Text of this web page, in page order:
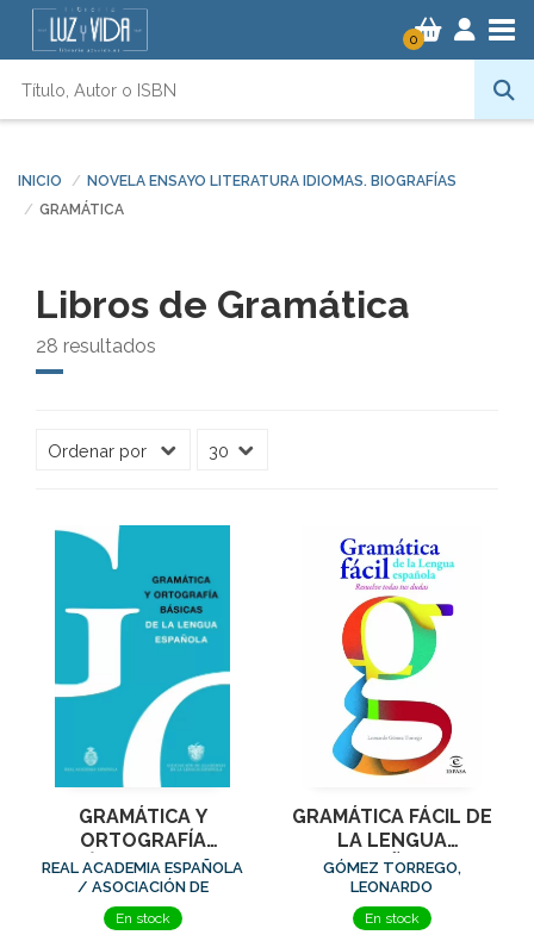
0
INICIO
NOVELA ENSAYO LITERATURA IDIOMAS. BIOGRAFÍAS
GRAMÁTICA
Libros de Gramática
28 resultados
GRAMÁTICA Y
ORTOGRAFÍA
BÁSICAS DE LA
LENGUA ESPAÑOLA
REAL ACADEMIA ESPAÑOLA
/ ASOCIACIÓN DE
ACADEMIAS DE LA LENGUA
ESPAÑOLA
En stock
GRAMÁTICA FÁCIL DE
LA LENGUA
ESPAÑOLA
GÓMEZ TORREGO,
LEONARDO
En stock